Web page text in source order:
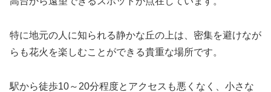
特に地元の人に知られる静かな丘の上は、密集を避けなが
らも花火を楽しむことができる貴重な場所です。
駅から徒歩10～20分程度とアクセスも悪くなく、小さな